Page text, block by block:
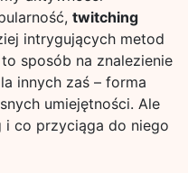
twitching
intrygujących metod
sposób na znalezienie
innych zaś – forma
umiejętności. Ale
i co przyciąga do niego